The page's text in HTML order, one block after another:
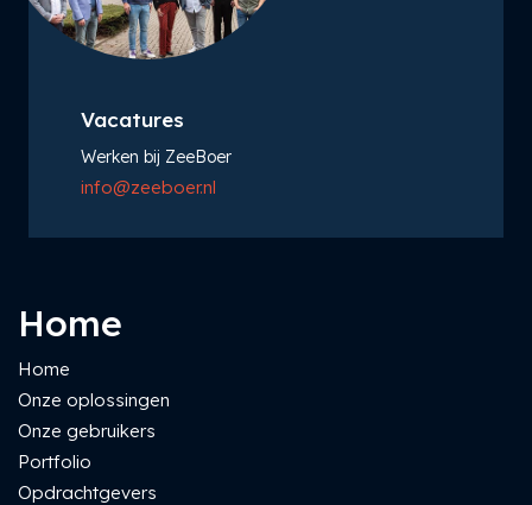
Vacatures
Werken bij ZeeBoer
info@zeeboer.nl
Home
Home
Onze oplossingen
Onze gebruikers
Portfolio
Opdrachtgevers